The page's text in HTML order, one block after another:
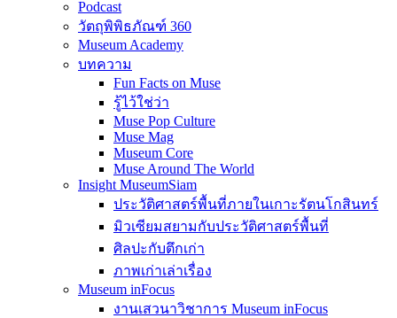
Podcast
วัตถุพิพิธภัณฑ์ 360
Museum Academy
บทความ
Fun Facts on Muse
รู้ไว้ใช่ว่า
Muse Pop Culture
Muse Mag
Museum Core
Muse Around The World
Insight MuseumSiam
ประวัติศาสตร์พื้นที่ภายในเกาะรัตนโกสินทร์
มิวเซียมสยามกับประวัติศาสตร์พื้นที่
ศิลปะกับตึกเก่า
ภาพเก่าเล่าเรื่อง
Museum inFocus
งานเสวนาวิชาการ Museum inFocus